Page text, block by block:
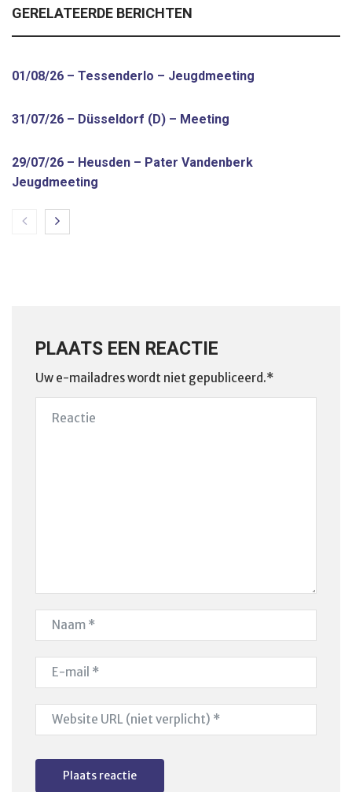
GERELATEERDE BERICHTEN
01/08/26 – Tessenderlo – Jeugdmeeting
31/07/26 – Düsseldorf (D) – Meeting
29/07/26 – Heusden – Pater Vandenberk
Jeugdmeeting
PLAATS EEN REACTIE
Uw e-mailadres wordt niet gepubliceerd.*